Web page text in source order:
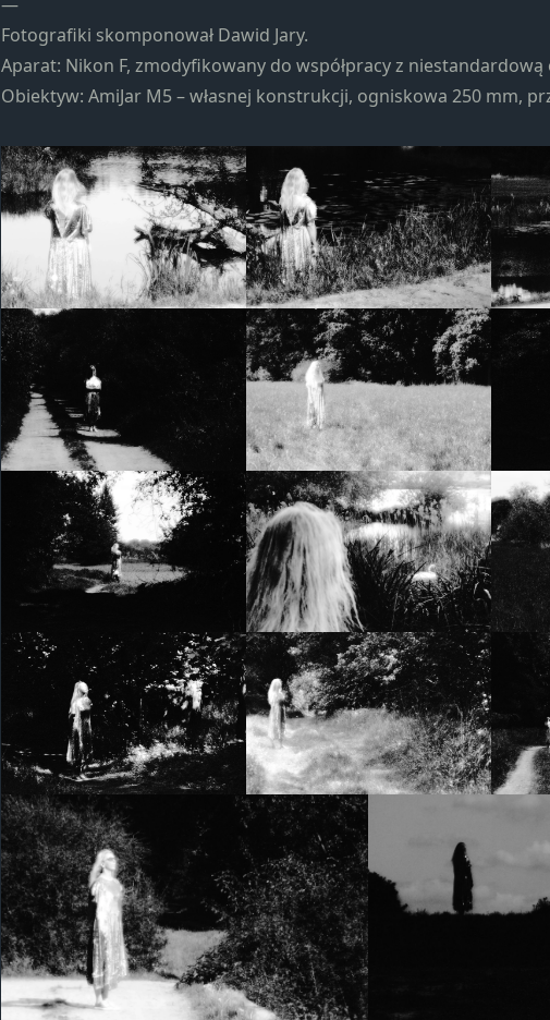
Fotografiki skomponował Dawid Jary.
Aparat: Nikon F, zmodyfikowany do współpracy z niestandardową
Obiektyw: AmiJar M5 – własnej konstrukcji, ogniskowa 250 mm,
internetowej.
Marketing
Udostępniając
swoje
zainteresowania i
zachowania
podczas
odwiedzania naszej
strony, zwiększasz
szansę na
zobaczenie
spersonalizowanych
treści i ofert.